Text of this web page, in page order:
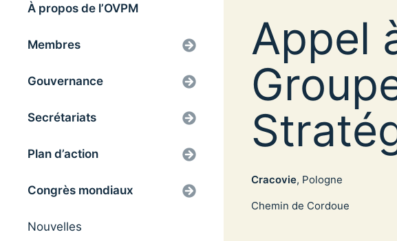
À propos de l’OVPM
Membres
Gouvernance
Secrétariats
Plan d’action
Congrès mondiaux
Nouvelles
Appel
Cracovie, Pologne
Chemin de Cordoue